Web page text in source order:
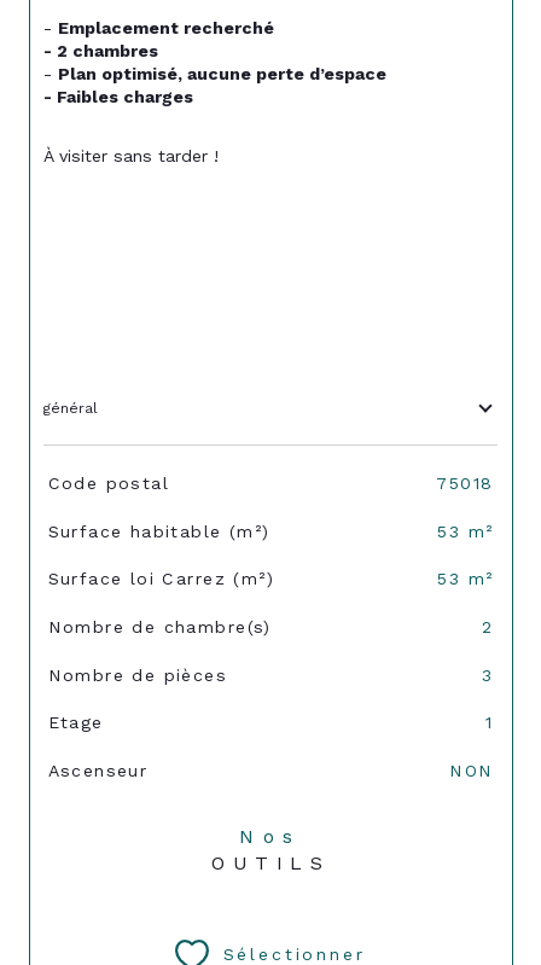
- Emplacement recherché
- 2 chambres
- Plan optimisé, aucune perte d’espace
- Faibles charges
À visiter sans tarder !
général
TRAD_SIROCCO_Caracteristique
Code postal 75018
Surface habitable (m²) 53 m²
Surface loi Carrez (m²) 53 m²
Nombre de chambre(s) 2
Nombre de pièces 3
Etage 1
Ascenseur NON
Nos
OUTILS
Sélectionner